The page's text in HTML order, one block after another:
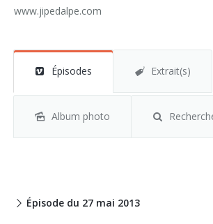
www.jipedalpe.com
Épisodes Extrait(s)
Album photo
Épisode du 27 mai 2013